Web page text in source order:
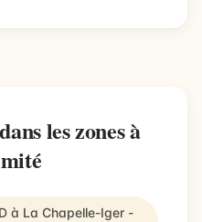
les zones à
à La Chapelle-Iger -